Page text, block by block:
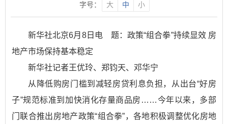
字号：
大 中 小
新华社北京6月8日电 题：政策“组合拳”持续显效 房
地产市场保持基本稳定
新华社记者王优玲、郑钧天、邓华宁
从降低购房门槛到减轻房贷利息负担，从出台“好房
子”规范标准到加快消化存量商品房……今年以来，多部
门联合推出房地产政策“组合拳”，各地积极调整优化房地